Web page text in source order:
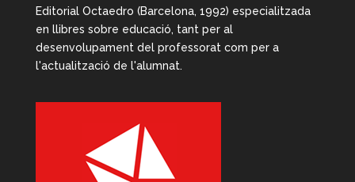
Editorial Octaedro (Barcelona, 1992) especialitzada
en llibres sobre educació, tant per al
desenvolupament del professorat com per a
l'actualització de l'alumnat.